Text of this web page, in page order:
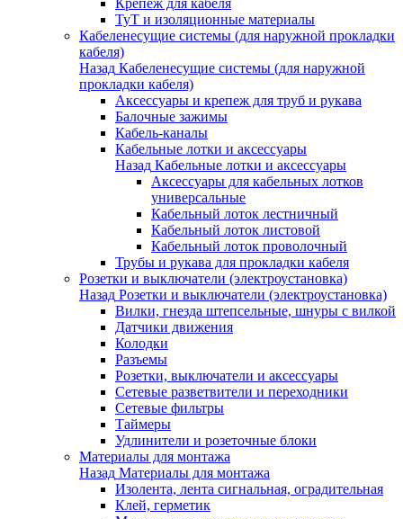
Крепеж для кабеля
ТуТ и изоляционные материалы
Кабеленесущие системы (для наружной прокладки
кабеля)
Назад Кабеленесущие системы (для наружной
прокладки кабеля)
Аксессуары и крепеж для труб и рукава
Балочные зажимы
Кабель-каналы
Кабельные лотки и аксессуары
Назад Кабельные лотки и аксессуары
Аксессуары для кабельных лотков
универсальные
Кабельный лоток лестничный
Кабельный лоток листовой
Кабельный лоток проволочный
Трубы и рукава для прокладки кабеля
Розетки и выключатели (электроустановка)
Назад Розетки и выключатели (электроустановка)
Вилки, гнезда штепсельные, шнуры с вилкой
Датчики движения
Колодки
Разъемы
Розетки, выключатели и аксессуары
Сетевые разветвители и переходники
Сетевые фильтры
Таймеры
Удлинители и розеточные блоки
Материалы для монтажа
Назад Материалы для монтажа
Изолента, лента сигнальная, оградительная
Клей, герметик